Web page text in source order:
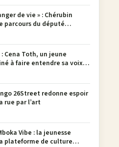
de vie » : Chérubin
parcours du député
Tshimbu en 137
Cena Toth, un jeune
à faire entendre sa voix à
26Street redonne espoir
rue par l’art
Vibe : la jeunesse
plateforme de culture